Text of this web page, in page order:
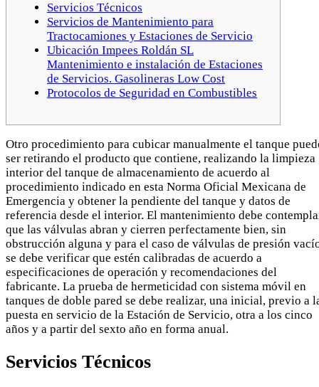
Servicios Técnicos
Servicios de Mantenimiento para
Tractocamiones y Estaciones de Servicio
Ubicación Impees Roldán SL
Mantenimiento e instalación de Estaciones
de Servicios. Gasolineras Low Cost
Protocolos de Seguridad en Combustibles
Otro procedimiento para cubicar manualmente el tanque
ser retirando el producto que contiene, realizando la limpieza
interior del tanque de almacenamiento de acuerdo al
procedimiento indicado en esta Norma Oficial Mexicana de
Emergencia y obtener la pendiente del tanque y datos de
referencia desde el interior. El mantenimiento debe
que las válvulas abran y cierren perfectamente bien, sin
obstrucción alguna y para el caso de válvulas de presión
se debe verificar que estén calibradas de acuerdo a
especificaciones de operación y recomendaciones del
fabricante. La prueba de hermeticidad con sistema móvil en
tanques de doble pared se debe realizar, una inicial, previo a
puesta en servicio de la Estación de Servicio, otra a los cinco
años y a partir del sexto año en forma anual.
Servicios Técnicos